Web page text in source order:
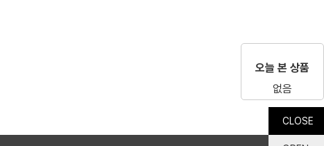
CLOSE
오늘 본 상품
없음